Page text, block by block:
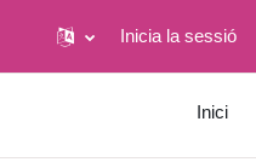
Inicia la sessió
Inici